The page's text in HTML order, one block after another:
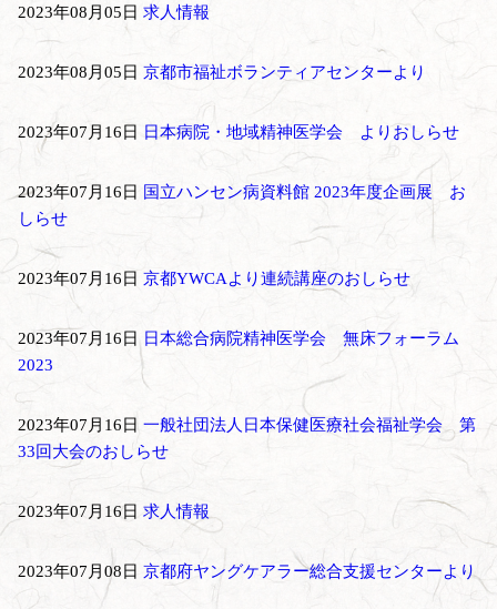
2023年08月05日 求人情報
2023年08月05日 京都市福祉ボランティアセンターより
2023年07月16日 日本病院・地域精神医学会 よりおしらせ
2023年07月16日
国立ハンセン病資料館 2023年度企画展 お
しらせ
2023年07月16日 京都YWCAより連続講座のおしらせ
2023年07月16日
日本総合病院精神医学会 無床フォーラム
2023
2023年07月16日 一般社団法人日本保健医療社会福祉学会 第
33回大会のおしらせ
2023年07月16日 求人情報
2023年07月08日 京都府ヤングケアラー総合支援センターより